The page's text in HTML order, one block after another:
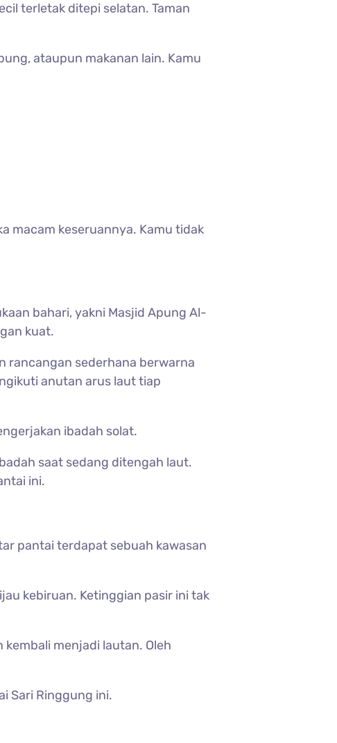
terletak ditepi selatan. Taman
ataupun makanan lain. Kamu
macam keseruannya. Kamu tidak
bahari, yakni Masjid Apung Al-
kuat.
rancangan sederhana berwarna
anutan arus laut tiap
ibadah solat.
saat sedang ditengah laut.
ini.
pantai terdapat sebuah kawasan
kebiruan. Ketinggian pasir ini tak
menjadi lautan. Oleh
Sari Ringgung ini.